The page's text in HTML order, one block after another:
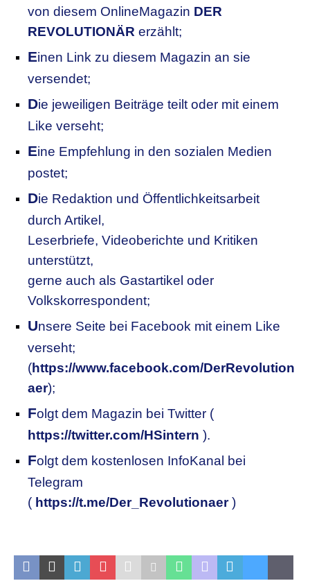
von diesem OnlineMagazin DER
REVOLUTIONÄR erzählt;
Einen Link zu diesem Magazin an sie
versendet;
Die jeweiligen Beiträge teilt oder mit einem
Like verseht;
Eine Empfehlung in den sozialen Medien
postet;
Die Redaktion und Öffentlichkeitsarbeit
durch Artikel,
Leserbriefe, Videoberichte und Kritiken
unterstützt,
gerne auch als Gastartikel oder
Volkskorrespondent;
Unsere Seite bei Facebook mit einem Like
verseht;
(https://www.facebook.com/DerRevolution
aer);
Folgt dem Magazin bei Twitter (
https://twitter.com/HSintern ).
Folgt dem kostenlosen InfoKanal bei
Telegram
( https://t.me/Der_Revolutionaer)